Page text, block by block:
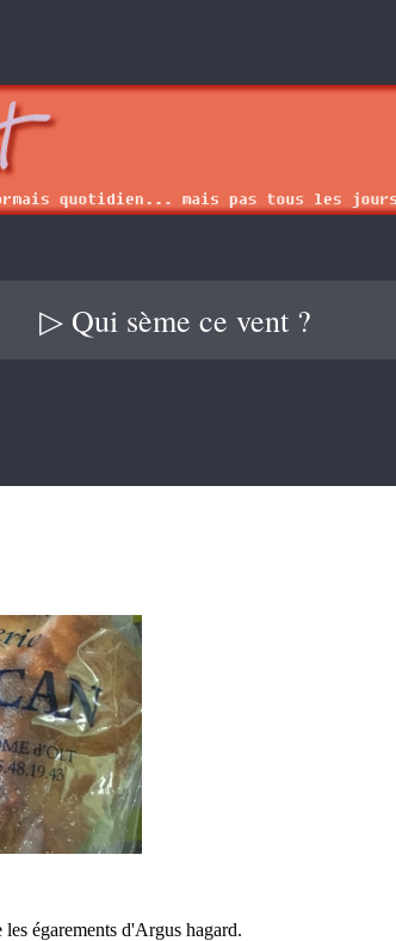
▷ Qui sème ce vent ?
égarements d'Argus hagard.